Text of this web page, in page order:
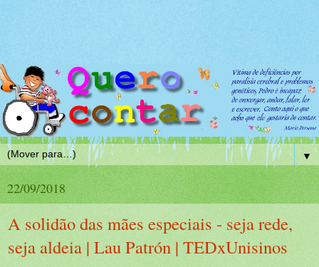
▼
22/09/2018
A solidão das mães especiais - seja rede,
seja aldeia | Lau Patrón | TEDxUnisinos